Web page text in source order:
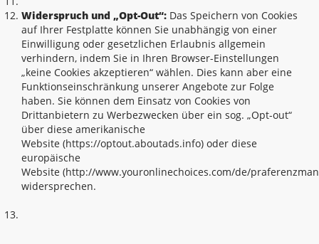
Widerspruch und „Opt-Out“: Das Speichern von Cookies
auf Ihrer Festplatte können Sie unabhängig von einer
Einwilligung oder gesetzlichen Erlaubnis allgemein
verhindern, indem Sie in Ihren Browser-Einstellungen
„keine Cookies akzeptieren“ wählen. Dies kann aber eine
Funktionseinschränkung unserer Angebote zur Folge
haben. Sie können dem Einsatz von Cookies von
Drittanbietern zu Werbezwecken über ein sog. „Opt-out“
über diese amerikanische
Website (https://optout.aboutads.info) oder diese
europäische
Website (http://www.youronlinechoices.com/de/
widersprechen.